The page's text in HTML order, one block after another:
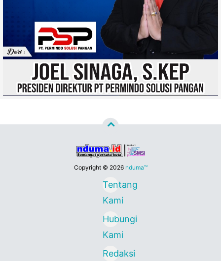
Copyright © 2026 nduma™
Tentang
Kami
Hubungi
Kami
Redaksi